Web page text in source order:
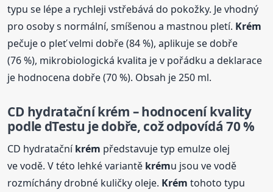
typu se lépe a rychleji vstřebává do pokožky. Je vhodný
pro osoby s normální, smíšenou a mastnou pletí. Krém
pečuje o pleť velmi dobře (84 %), aplikuje se dobře
(76 %), mikrobiologická kvalita je v pořádku a deklarace
je hodnocena dobře (70 %). Obsah je 250 ml.
CD hydratačníkrém – hodnocení kvality
podle dTestu je dobře, což odpovídá 70 %
CD hydratačníkrém představuje typ emulze olej
ve vodě. V této lehké variantě krému jsou ve vodě
rozmíchány drobné kuličky oleje. Krém tohoto typu